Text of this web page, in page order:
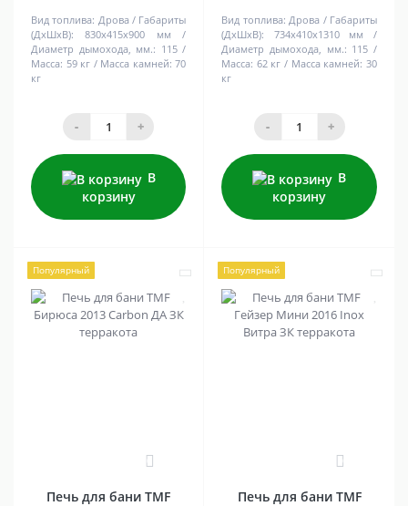
Вид топлива: Дрова
Габариты
(ДхШхВ):
830х415х900 мм
Диаметр дымохода, мм.: 115
Масса: 59 кг Масса камней: 70
кг
- +
В
корзину
Вид топлива: Дрова
Габариты
(ДхШхВ):
734х410х1310 мм
Диаметр дымохода, мм.: 115
Масса: 62 кг Масса камней: 30
кг
- +
В
корзину
Популярный
0
Печь для бани TMF
Популярный
0
Печь для бани TMF